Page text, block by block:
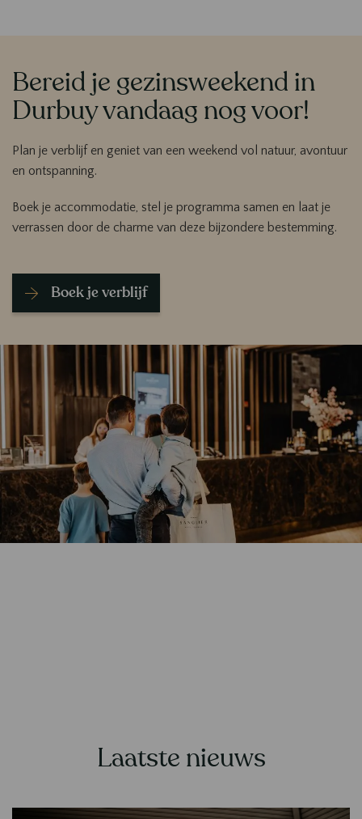
Contenu
Bereid je gezinsweekend in
Durbuy vandaag nog voor!
Plan je verblijf en geniet van een weekend vol natuur, avontuur
en ontspanning.
Boek je accommodatie, stel je programma samen en laat je
verrassen door de charme van deze bijzondere bestemming.
Boek je verblijf
Laatste nieuws